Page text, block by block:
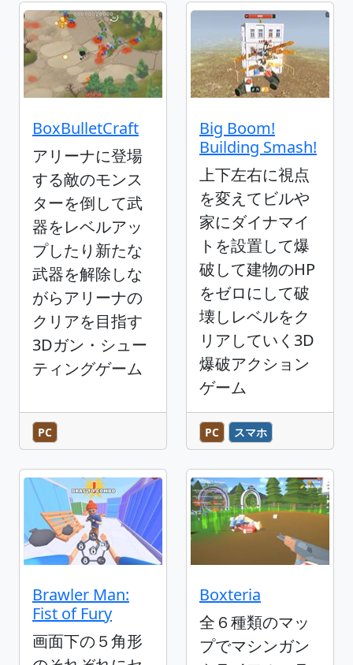
BoxBulletCraft
アリーナに登場
する敵のモンス
ターを倒して武
器をレベルアッ
プしたり新たな
武器を解除しな
がらアリーナの
クリアを目指す
3Dガン・シュー
ティングゲーム
PC
Big Boom!
Building Smash!
上下左右に視点
を変えてビルや
家にダイナマイ
トを設置して爆
破して建物のHP
をゼロにして破
壊しレベルをク
リアしていく3D
爆破アクション
ゲーム
PC スマホ
Brawler Man:
Fist of Fury
画面下の５角形
Boxteria
全６種類のマッ
プでマシンガン